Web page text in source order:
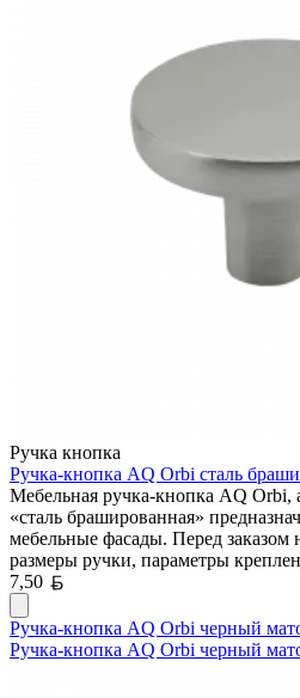
Ручка кнопка
Ручка-кнопка AQ Orbi сталь
Мебельная ручка-кнопка AQ Orbi,
«сталь брашированная»
мебельные фасады. Перед заказом
размеры ручки, параметры
7,50
Ручка-кнопка AQ Orbi черный
Ручка-кнопка AQ Orbi черный